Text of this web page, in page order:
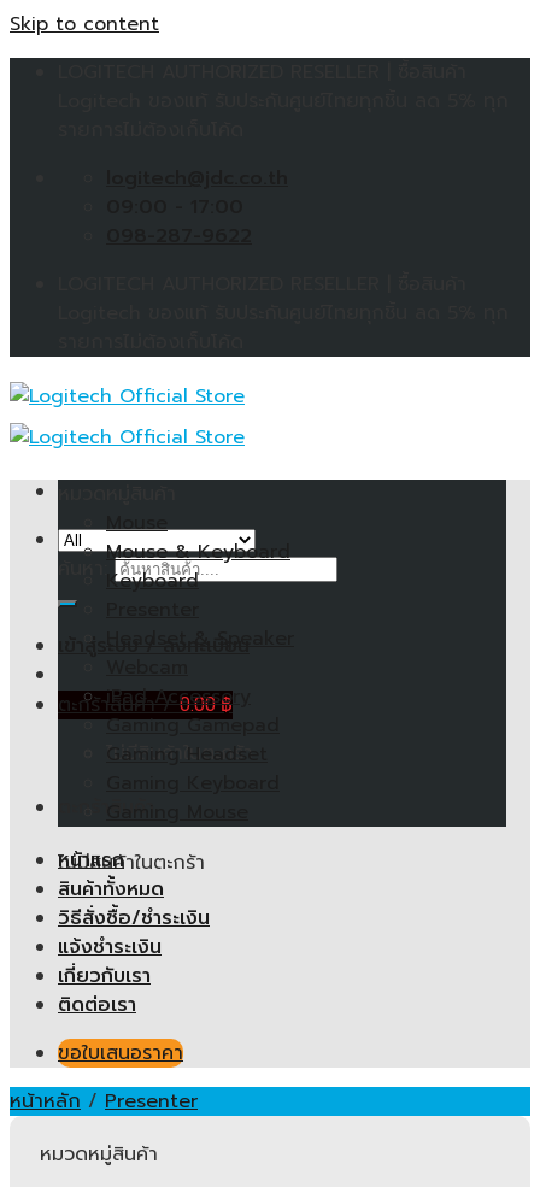
Skip to content
ตะกร้าสินค้า /0.00฿
ไม่มีสินค้าในตะกร้า
ไม่มีสินค้าในตะกร้า
Mouse
Mouse & Keyboard
Keyboard
iPad Accessory
Gaming Gamepad
Gaming Headset
หน้าแรก
สินค้าทั้งหมด
วิธีสั่งซื้อ/ชำระเงิน
แจ้งชำระเงิน
เกี่ยวกับเรา
ติดต่อเรา
ขอใบเสนอราคา
หน้าหลัก / Presenter
หมวดหมู่สินค้า